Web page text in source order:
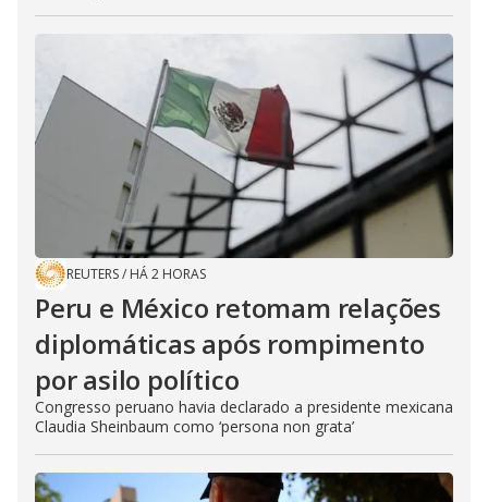
REUTERS/ HÁ 2 HORAS
Peru e México retomam relações
diplomáticas após rompimento
por asilo político
Congresso peruano havia declarado a presidente mexicana
Claudia Sheinbaum como ‘persona non grata’